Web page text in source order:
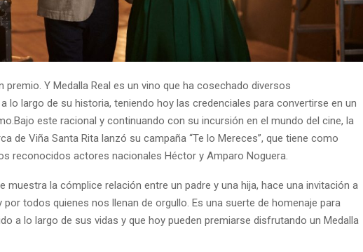
premio. Y Medalla Real es un vino que ha cosechado diversos
lo largo de su historia, teniendo hoy las credenciales para convertirse en un
este racional y continuando con su incursión en el mundo del cine, la
de Viña Santa Rita lanzó su campaña “Te lo Mereces”, que tiene como
reconocidos actores nacionales Héctor y Amparo Noguera.
muestra la cómplice relación entre un padre y una hija, hace una invitación a
todos quienes nos llenan de orgullo. Es una suerte de homenaje para
a lo largo de sus vidas y que hoy pueden premiarse disfrutando un Medalla